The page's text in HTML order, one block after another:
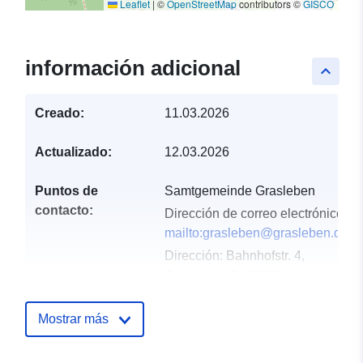
Leaflet | ©OpenStreetMapcontributors ©GISCO
keyboard_arrow_up
información adicional
Creado: 11.03.2026
Actualizado: 12.03.2026
Puntos de
contacto:
Samtgemeinde Grasleben
Dirección de correo electrónico:
mailto:grasleben@grasleben.de
Dirección: Bahnhofstr. 4,
Mostrar más